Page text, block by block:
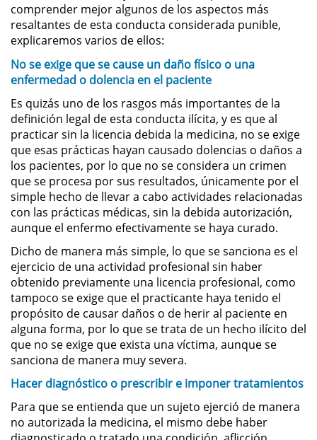
Falsificación o Alteración de una
Prescripción Médica
Malversación de Fondos
Presentación de Documentos
Falsos
Robo de Identidad
Delitos De Drogas
Conducir Bajo la Influencia de
Drogas - DUID
Fabricación de Drogas
Leyes sobre Marihuana en
California
Posesión de Marihuana
Posesión de Sustancias
Controladas
Proposición 36
comprender mejor algunos de los aspectos más
resaltantes de esta conducta considerada punible,
explicaremos varios de ellos:
No se exige que se cause un daño físico o una
enfermedad o dolencia en el paciente
Es quizás uno de los rasgos más importantes de la
definición legal de esta conducta ilícita, y es que al
practicar sin la licencia debida la medicina, no se exige
que esas prácticas hayan causado dolencias o daños a
los pacientes, por lo que no se considera un crimen
que se procesa por sus resultados, únicamente por el
simple hecho de llevar a cabo actividades relacionadas
con las prácticas médicas, sin la debida autorización,
aunque el enfermo efectivamente se haya curado.
Dicho de manera más simple, lo que se sanciona es el
ejercicio de una actividad profesional sin haber
obtenido previamente una licencia profesional, como
tampoco se exige que el practicante haya tenido el
propósito de causar daños o de herir al paciente en
alguna forma, por lo que se trata de un hecho ilícito del
que no se exige que exista una víctima, aunque se
sanciona de manera muy severa.
Hacer diagnóstico o prescribir e imponer tratamientos
Para que se entienda que un sujeto ejerció de manera
no autorizada la medicina, el mismo debe haber